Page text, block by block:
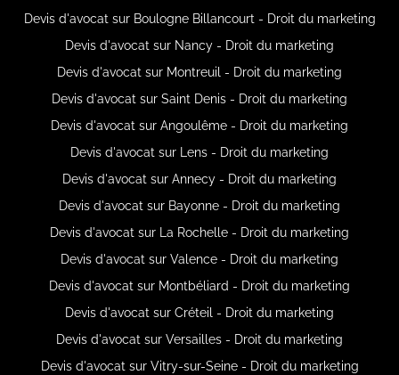
Devis d'avocat sur Boulogne Billancourt - Droit du marketing
Devis d'avocat sur Nancy - Droit du marketing
Devis d'avocat sur Montreuil - Droit du marketing
Devis d'avocat sur Saint Denis - Droit du marketing
Devis d'avocat sur Angoulême - Droit du marketing
Devis d'avocat sur Lens - Droit du marketing
Devis d'avocat sur Annecy - Droit du marketing
Devis d'avocat sur Bayonne - Droit du marketing
Devis d'avocat sur La Rochelle - Droit du marketing
Devis d'avocat sur Valence - Droit du marketing
Devis d'avocat sur Montbéliard - Droit du marketing
Devis d'avocat sur Créteil - Droit du marketing
Devis d'avocat sur Versailles - Droit du marketing
Devis d'avocat sur Vitry-sur-Seine - Droit du marketing